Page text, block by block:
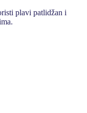
plavi patlidžan i